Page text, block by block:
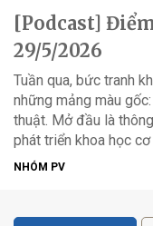
[Podcast]
29/5/2026
Tuần qua, bức tranh
những mảng màu
thuật. Mở đầu là
phát triển khoa học
NHÓM PV